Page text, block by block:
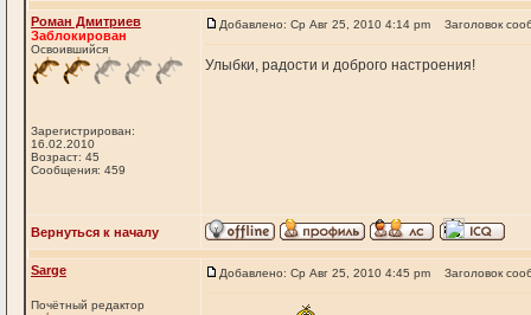
Роман Дмитриев
Заблокирован
Освоившийся
Зарегистрирован:
16.02.2010
Возраст: 45
Сообщения: 459
Добавлено: Ср Авг 25, 2010 4:14 pm Заголовок
Улыбки, радости и доброго настроения!
Вернуться к началу
Sarge
Почётный редактор
Добавлено: Ср Авг 25, 2010 4:45 pm Заголовок